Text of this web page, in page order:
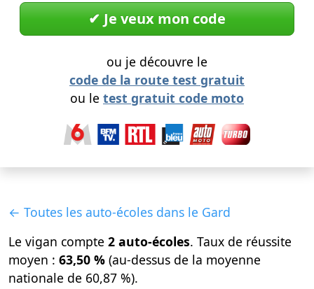
✔︎ Je veux mon code
ou je découvre le
code de la route test gratuit
ou le test gratuit code moto
← Toutes les auto-écoles dans le Gard
Le vigan compte 2 auto-écoles. Taux de réussite
moyen : 63,50 % (au-dessus de la moyenne
nationale de 60,87 %).